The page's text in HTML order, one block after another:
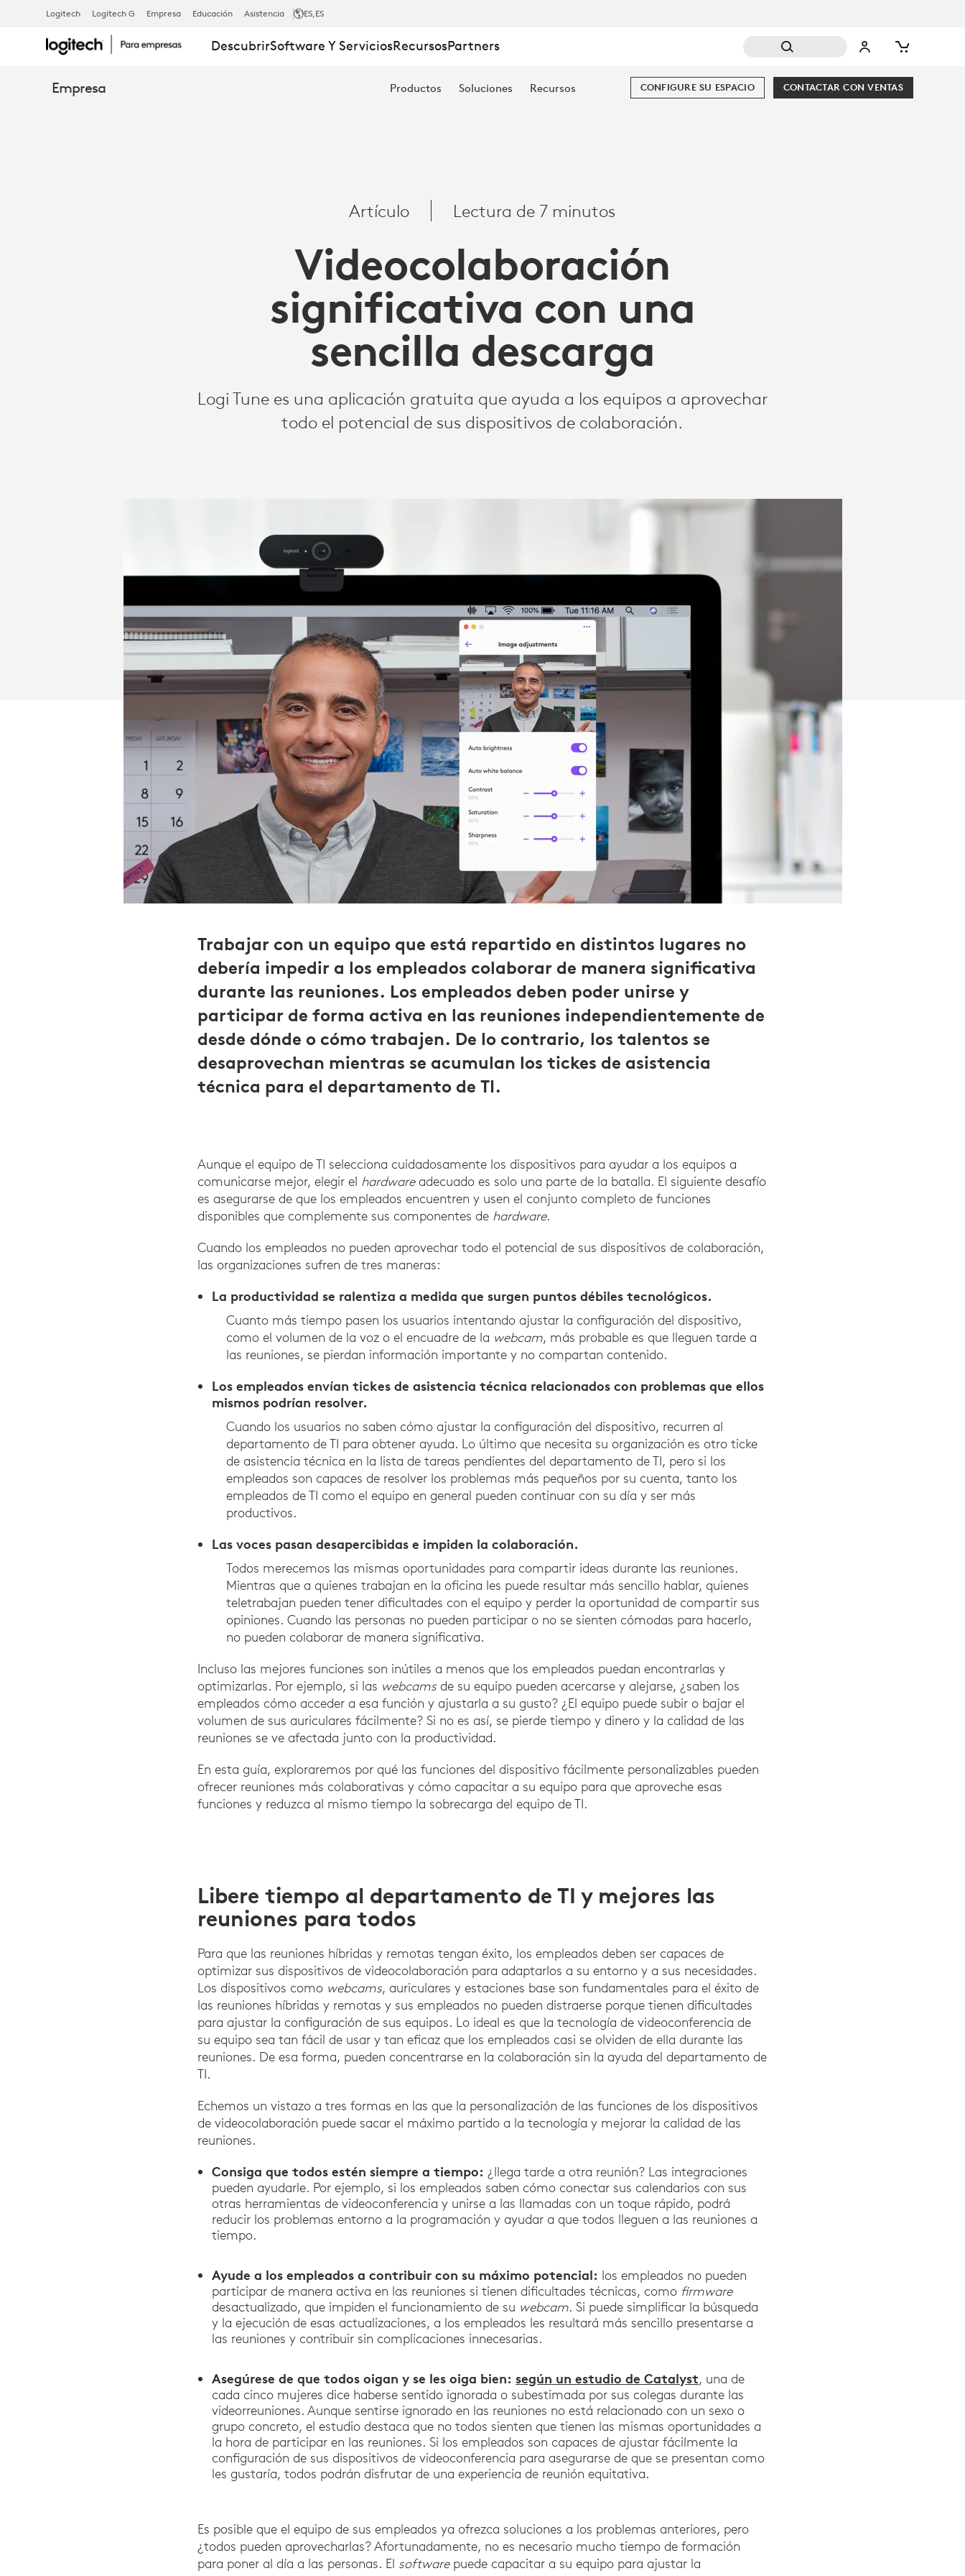
TRES
FORMAS
MEJORA
VIDEOCONFERENCIAS
Logitech Logitech G Empresa Educación Asistencia ES,ES
DescubrirSoftware Y ServiciosRecursosPartners
Empresa Productos Soluciones Recursos CONTACTAR CON VENTAS
CONFIGURE SU ESPACIO
Artículo Lectura de 7 minutos
Videocolaboración
significativa con una
sencilla descarga
Logi Tune es una aplicación gratuita que ayuda a los equipos a aprovechar
todo el potencial de sus dispositivos de colaboración.
Trabajar con un equipo que está repartido en distintos lugares no
debería impedir a los empleados colaborar de manera significativa
durante las reuniones. Los empleados deben poder unirse y
participar de forma activa en las reuniones independientemente de
desde dónde o cómo trabajen. De lo contrario, los talentos se
desaprovechan mientras se acumulan los tickes de asistencia
técnica para el departamento de TI.
Aunque el equipo de TI selecciona cuidadosamente los dispositivos para ayudar a los equipos a
comunicarse mejor, elegir el hardwareadecuado es solo una parte de la batalla. El siguiente desafío
es asegurarse de que los empleados encuentren y usen el conjunto completo de funciones
disponibles que complemente sus componentes de hardware.
Cuando los empleados no pueden aprovechar todo el potencial de sus dispositivos de colaboración,
las organizaciones sufren de tres maneras:
La productividad se ralentiza a medida que surgen puntos débiles tecnológicos.
Cuanto más tiempo pasen los usuarios intentando ajustar la configuración del dispositivo,
como el volumen de la voz o el encuadre de la webcam, más probable es que lleguen tarde a
las reuniones, se pierdan información importante y no compartan contenido.
Los empleados envían tickes de asistencia técnica relacionados con problemas que ellos
mismos podrían resolver.
Cuando los usuarios no saben cómo ajustar la configuración del dispositivo, recurren al
departamento de TI para obtener ayuda. Lo último que necesita su organización es otro ticke
de asistencia técnica en la lista de tareas pendientes del departamento de TI, pero si los
empleados son capaces de resolver los problemas más pequeños por su cuenta, tanto los
empleados de TI como el equipo en general pueden continuar con su día y ser más
productivos.
Las voces pasan desapercibidas e impiden la colaboración.
Todos merecemos las mismas oportunidades para compartir ideas durante las reuniones.
Mientras que a quienes trabajan en la oficina les puede resultar más sencillo hablar, quienes
teletrabajan pueden tener dificultades con el equipo y perder la oportunidad de compartir sus
opiniones. Cuando las personas no pueden participar o no se sienten cómodas para hacerlo,
no pueden colaborar de manera significativa.
Incluso las mejores funciones son inútiles a menos que los empleados puedan encontrarlas y
optimizarlas. Por ejemplo, si las webcams de su equipo pueden acercarse y alejarse, ¿saben los
empleados cómo acceder a esa función y ajustarla a su gusto? ¿El equipo puede subir o bajar el
volumen de sus auriculares fácilmente? Si no es así, se pierde tiempo y dinero y la calidad de las
reuniones se ve afectada junto con la productividad.
En esta guía, exploraremos por qué las funciones del dispositivo fácilmente personalizables pueden
ofrecer reuniones más colaborativas y cómo capacitar a su equipo para que aproveche esas
funciones y reduzca al mismo tiempo la sobrecarga del equipo de TI.
Libere tiempo al departamento de TI y mejores las
reuniones para todos
Para que las reuniones híbridas y remotas tengan éxito, los empleados deben ser capaces de
optimizar sus dispositivos de videocolaboración para adaptarlos a su entorno y a sus necesidades.
Los dispositivos como webcams, auriculares y estaciones base son fundamentales para el éxito de
las reuniones híbridas y remotas y sus empleados no pueden distraerse porque tienen dificultades
para ajustar la configuración de sus equipos. Lo ideal es que la tecnología de videoconferencia de
su equipo sea tan fácil de usar y tan eficaz que los empleados casi se olviden de ella durante las
reuniones. De esa forma, pueden concentrarse en la colaboración sin la ayuda del departamento de
TI.
Echemos un vistazo a tres formas en las que la personalización de las funciones de los dispositivos
de videocolaboración puede sacar el máximo partido a la tecnología y mejorar la calidad de las
reuniones.
Consiga que todos estén siempre a tiempo: ¿llega tarde a otra reunión? Las integraciones
pueden ayudarle. Por ejemplo, si los empleados saben cómo conectar sus calendarios con sus
otras herramientas de videoconferencia y unirse a las llamadas con un toque rápido, podrá
reducir los problemas entorno a la programación y ayudar a que todos lleguen a las reuniones a
tiempo.
Ayude a los empleados a contribuir con su máximo potencial: los empleados no pueden
participar de manera activa en las reuniones si tienen dificultades técnicas, como firmware
desactualizado, que impiden el funcionamiento de su webcam. Si puede simplificar la búsqueda
y la ejecución de esas actualizaciones, a los empleados les resultará más sencillo presentarse a
las reuniones y contribuir sin complicaciones innecesarias.
Asegúrese de que todos oigan y se les oiga bien: según un estudio de Catalyst, una de
cada cinco mujeres dice haberse sentido ignorada o subestimada por sus colegas durante las
videorreuniones. Aunque sentirse ignorado en las reuniones no está relacionado con un sexo o
grupo concreto, el estudio destaca que no todos sienten que tienen las mismas oportunidades a
la hora de participar en las reuniones. Si los empleados son capaces de ajustar fácilmente la
configuración de sus dispositivos de videoconferencia para asegurarse de que se presentan como
les gustaría, todos podrán disfrutar de una experiencia de reunión equitativa.
Es posible que el equipo de sus empleados ya ofrezca soluciones a los problemas anteriores, pero
¿todos pueden aprovecharlas? Afortunadamente, no es necesario mucho tiempo de formación
para poner al día a las personas. El software puede capacitar a su equipo para ajustar la